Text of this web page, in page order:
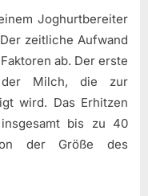
Joghurtbereiter
zeitliche Aufwand
ab. Der erste
Milch, die zur
wird. Das Erhitzen
bis zu 40
der Größe des